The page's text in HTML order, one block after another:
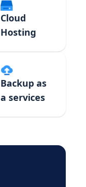
Cloud
Hosting
Backup as
a services